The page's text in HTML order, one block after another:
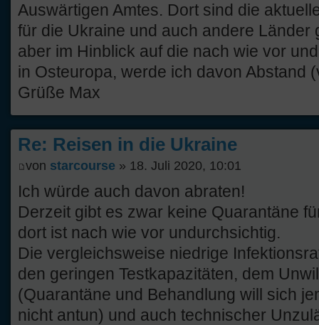
Auswärtigen Amtes. Dort sind die
für die Ukraine und auch andere Länder
aber im Hinblick auf die nach wie vor
in Osteuropa, werde ich davon Abstand
Grüße Max
Re: Reisen in die Ukraine
von starcourse » 18. Juli 2020, 10:01
Ich würde auch davon abraten!
Derzeit gibt es zwar keine Quarantäne
dort ist nach wie vor undurchsichtig.
Die vergleichsweise niedrige
den geringen Testkapazitäten, dem
(Quarantäne und Behandlung will sich
nicht antun) und auch technischer